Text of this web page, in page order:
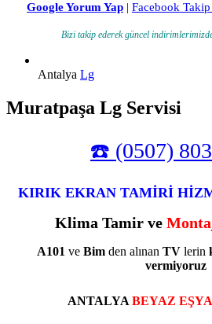
Google Yorum Yap | Facebook
Bizi takip ederek güncel
Antalya Lg
Muratpaşa Lg Servisi
☎️ (0507) 803
KIRIK EKRAN TAMİRİ
Klima Tamir ve
A101 ve Bim den alınan TV lerin
vermiyoruz
ANTALYA BEYAZ